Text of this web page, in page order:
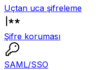
Uçtan uca şifreleme
Şifre koruması
SAML/SSO